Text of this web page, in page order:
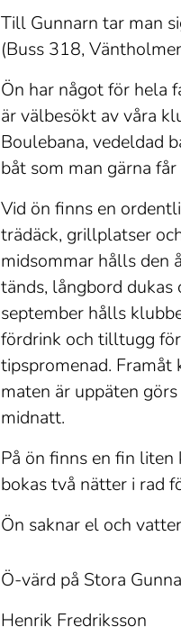
Till Gunnarn tar man
(Buss 318,
Ön har något för hela
är välbesökt av våra
Boulebana, vedeldad
båt som man gärna
Vid ön finns en
trädäck, grillplatser
midsommar hålls den
tänds, långbord
september hålls
fördrink och tilltugg
tipspromenad. Framåt
maten är uppäten
midnatt.
På ön finns en fin
bokas två nätter i rad
Ön saknar el och
Ö-värd på Stora
Henrik Fredriksson